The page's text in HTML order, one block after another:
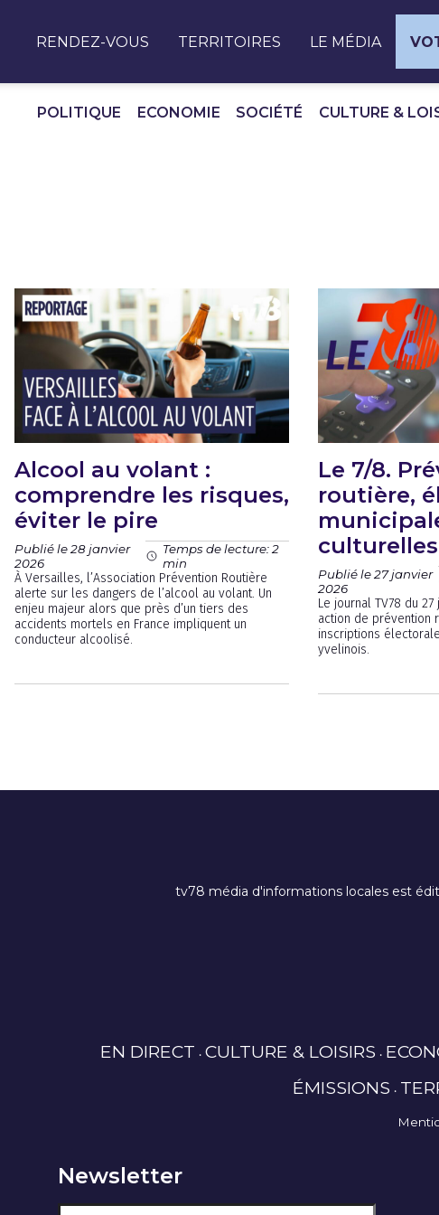
RENDEZ-VOUS TERRITOIRES LE MÉDIA
POLITIQUE ECONOMIE SOCIÉTÉ CULTURE &
Alcool au volant :
comprendre les risques,
éviter le pire
Publié le 28 janvier
2026
Temps de lecture: 2
min
À Versailles, l’Association Prévention Routière
alerte sur les dangers de l’alcool au volant. Un
enjeu majeur alors que près d’un tiers des
accidents mortels en France impliquent un
conducteur alcoolisé.
Le 7/8.
routière,
culturelles
Publié le 27 janvier
2026
Le journal TV78 du
action de prévention
inscriptions
yvelinois.
tv78 média d'informations locales est
EN DIRECT CULTURE & LOISIRS
ÉMISSIONS
Newsletter